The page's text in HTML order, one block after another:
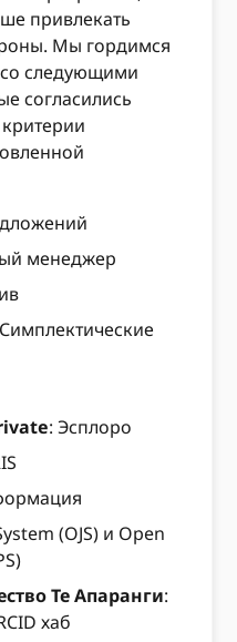
привлекать
Мы гордимся
со следующими
согласились
менеджер
: Эсплоро
(OJS) и Open
Те Апаранги:
хаб